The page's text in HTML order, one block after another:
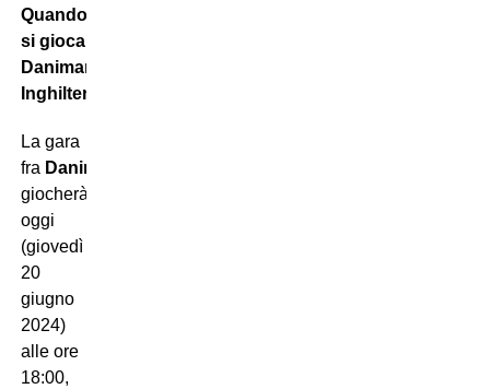
Quando
si gioca
Danimarca-
Inghilterra
La gara
fra Danimarca
giocherà
oggi
(giovedì
20
giugno
2024)
alle ore
18:00,